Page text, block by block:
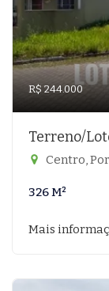
R$ 244.000
Terreno/
Centro,
326 M²
Mais